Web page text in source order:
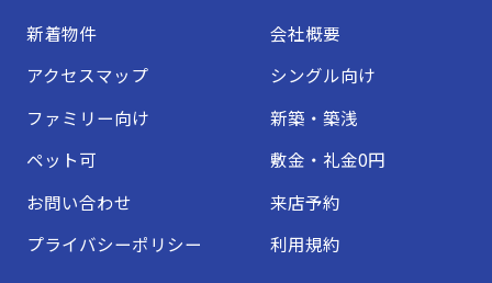
新着物件
会社概要
アクセスマップ
シングル向け
ファミリー向け
新築・築浅
ペット可
敷金・礼金0円
お問い合わせ
来店予約
プライバシーポリシー
利用規約